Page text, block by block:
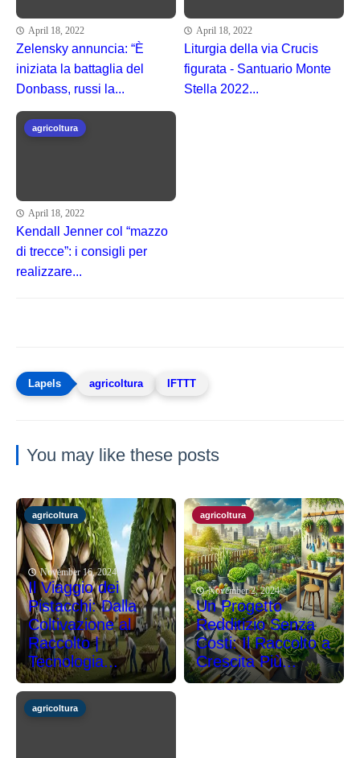
April 18, 2022
Zelensky annuncia: “È
iniziata la battaglia del
Donbass, russi la...
April 18, 2022
Liturgia della via Crucis
figurata - Santuario Monte
Stella 2022...
agricoltura
April 18, 2022
Kendall Jenner col “mazzo
di trecce”: i consigli per
realizzare...
agricoltura IFTTT
You may like these posts
agricoltura
November 16, 2024
Il Viaggio dei
Pistacchi: Dalla
Coltivazione al
Raccolto |
Tecnologia...
agricoltura
November 2, 2024
Un Progetto
Redditizio Senza
Costi: Il Raccolto a
Crescita Più...
agricoltura